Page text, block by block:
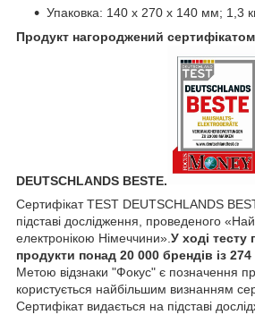
Упаковка: 140 х 270 х 140 мм; 1,3
Продукт нагороджений
DEUTSCHLANDS BESTE.
Сертифікат TEST DEUTSCHLANDS
підставі дослідження, проведеного
електронікою Німеччини».У ході тесту
продукти понад 20 000 брендів із 274
Метою відзнаки "Фокус" є позначення
користується найбільшим визнанням
Сертифікат видається на підставі